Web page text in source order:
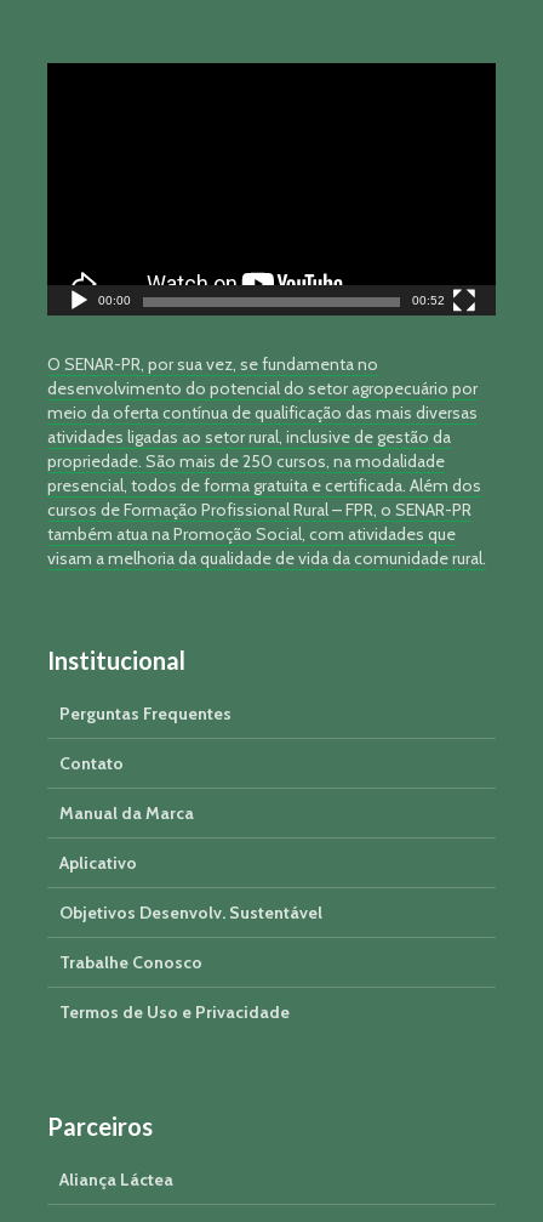
00:00 00:52
O SENAR-PR, por sua vez, se fundamenta no
desenvolvimento do potencial do setor agropecuário por
meio da oferta contínua de qualificação das mais diversas
atividades ligadas ao setor rural, inclusive de gestão da
propriedade. São mais de 250 cursos, na modalidade
presencial, todos de forma gratuita e certificada. Além dos
cursos de Formação Profissional Rural – FPR, o SENAR-PR
também atua na Promoção Social, com atividades que
visam a melhoria da qualidade de vida da comunidade rural.
Institucional
Perguntas Frequentes
Contato
Manual da Marca
Aplicativo
Objetivos Desenvolv. Sustentável
Trabalhe Conosco
Termos de Uso e Privacidade
Parceiros
Aliança Láctea